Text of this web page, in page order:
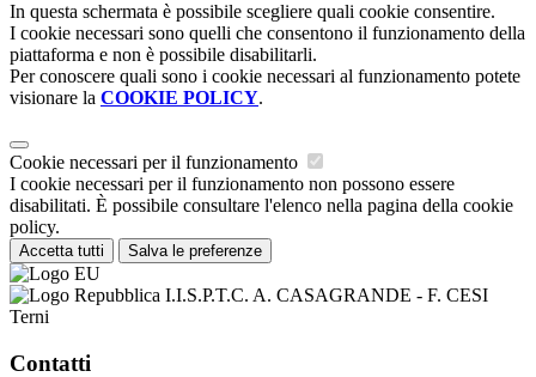
In questa schermata è possibile scegliere quali cookie consentire.
I cookie necessari sono quelli che consentono il funzionamento della
piattaforma e non è possibile disabilitarli.
Per conoscere quali sono i cookie necessari al funzionamento potete
visionare la COOKIE POLICY.
Cookie necessari per il funzionamento
I cookie necessari per il funzionamento non possono essere
disabilitati. È possibile consultare l'elenco nella pagina della cookie
policy.
Accetta tutti Salva le preferenze
I.I.S.P.T.C. A. CASAGRANDE - F. CESI
Terni
Contatti